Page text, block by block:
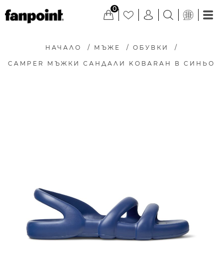
0
НАЧАЛО / МЪЖЕ / ОБУВКИ /
CAMPER МЪЖКИ САНДАЛИ KOBARAH В СИНЬО